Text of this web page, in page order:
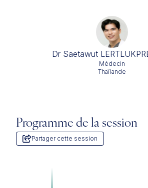
Dr Saetawut
Médecin
Thaïlande
Programme de la session
Partager cette session